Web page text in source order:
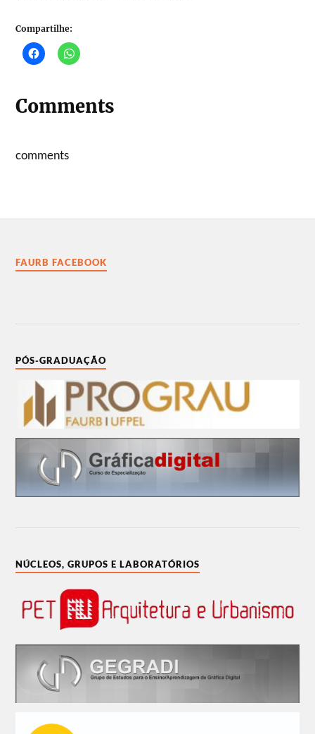
Compartilhe:
Comments
comments
FAURB FACEBOOK
PÓS-GRADUAÇÃO
NÚCLEOS, GRUPOS E LABORATÓRIOS